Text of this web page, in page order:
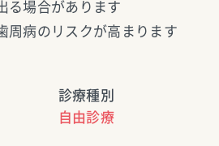
る場合があります
周病のリスクが高まります
診療種別
自由診療